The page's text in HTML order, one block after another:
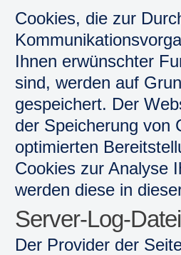
Cookies, die zur
Ihnen erwünschter
sind, werden auf
gespeichert. Der
der Speicherung von
optimierten
Cookies zur Analyse
werden diese in
Server-Log-
Der Provider der